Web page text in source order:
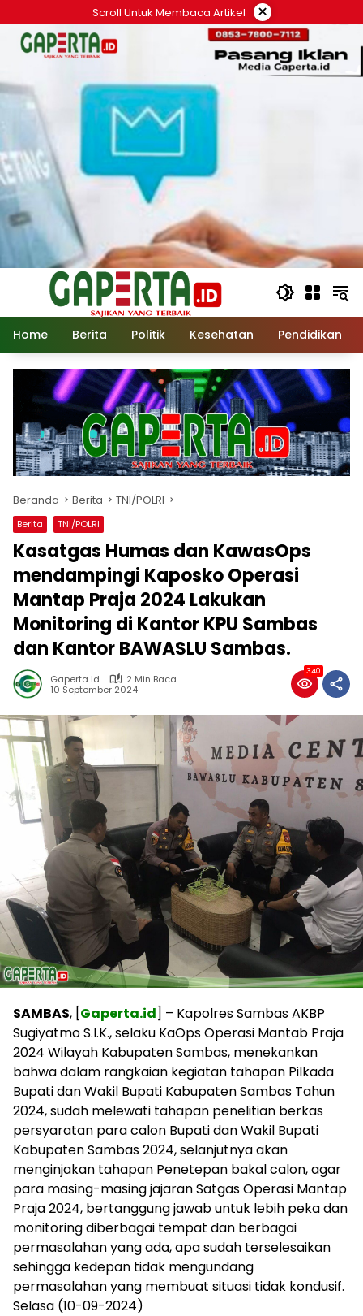
ke
konten
Scroll Untuk Membaca Artikel ×
Home Berita Politik Kesehatan Pendidikan
Beranda Berita TNI/POLRI
Berita TNI/POLRI
Kasatgas Humas dan KawasOps
mendampingi Kaposko Operasi
Mantap Praja 2024 Lakukan
Monitoring di Kantor KPU Sambas
dan Kantor BAWASLU Sambas.
Gaperta Id
2 Min Baca
10 September 2024
340
SAMBAS, [Gaperta.id] – Kapolres Sambas AKBP
Sugiyatmo S.I.K., selaku KaOps Operasi Mantab Praja
2024 Wilayah Kabupaten Sambas, menekankan
bahwa dalam rangkaian kegiatan tahapan Pilkada
Bupati dan Wakil Bupati Kabupaten Sambas Tahun
2024, sudah melewati tahapan penelitian berkas
persyaratan para calon Bupati dan Wakil Bupati
Kabupaten Sambas 2024, selanjutnya akan
menginjakan tahapan Penetepan bakal calon, agar
para masing-masing jajaran Satgas Operasi Mantap
Praja 2024, bertanggung jawab untuk lebih peka dan
monitoring diberbagai tempat dan berbagai
permasalahan yang ada, apa sudah terselesaikan
sehingga kedepan tidak mengundang
permasalahan yang membuat situasi tidak kondusif.
Selasa (10-09-2024)